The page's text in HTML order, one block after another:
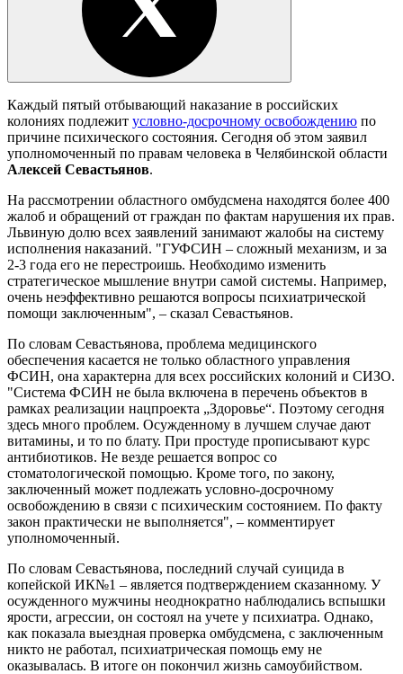
Каждый пятый отбывающий наказание в российских
колониях подлежит условно-досрочному освобождению по
причине психического состояния. Сегодня об этом заявил
уполномоченный по правам человека в Челябинской области
Алексей Севастьянов.
На рассмотрении областного омбудсмена находятся более 400
жалоб и обращений от граждан по фактам нарушения их прав.
Львиную долю всех заявлений занимают жалобы на систему
исполнения наказаний. "ГУФСИН – сложный механизм, и за
2-3 года его не перестроишь. Необходимо изменить
стратегическое мышление внутри самой системы. Например,
очень неэффективно решаются вопросы психиатрической
помощи заключенным", – сказал Севастьянов.
По словам Севастьянова, проблема медицинского
обеспечения касается не только областного управления
ФСИН, она характерна для всех российских колоний и СИЗО.
"Система ФСИН не была включена в перечень объектов в
рамках реализации нацпроекта „Здоровье“. Поэтому сегодня
здесь много проблем. Осужденному в лучшем случае дают
витамины, и то по блату. При простуде прописывают курс
антибиотиков. Не везде решается вопрос со
стоматологической помощью. Кроме того, по закону,
заключенный может подлежать условно-досрочному
освобождению в связи с психическим состоянием. По факту
закон практически не выполняется", – комментирует
уполномоченный.
По словам Севастьянова, последний случай суицида в
копейской ИК№1 – является подтверждением сказанному. У
осужденного мужчины неоднократно наблюдались вспышки
ярости, агрессии, он состоял на учете у психиатра. Однако,
как показала выездная проверка омбудсмена, с заключенным
никто не работал, психиатрическая помощь ему не
оказывалась. В итоге он покончил жизнь самоубийством.